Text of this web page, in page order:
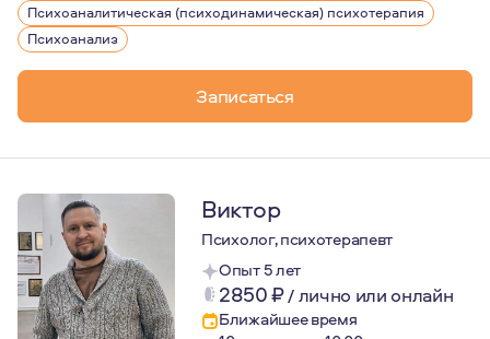
Психоаналитическая (психодинамическая) психотерапия
Психоанализ
Записаться
Виктор
Психолог, психотерапевт
Опыт 5 лет
2850₽/лично или онлайн
Ближайшее время